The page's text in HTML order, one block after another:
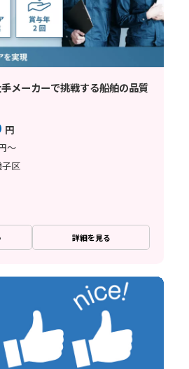
メーカーで挑戦する船舶の品質
円
～
区
詳細を見る